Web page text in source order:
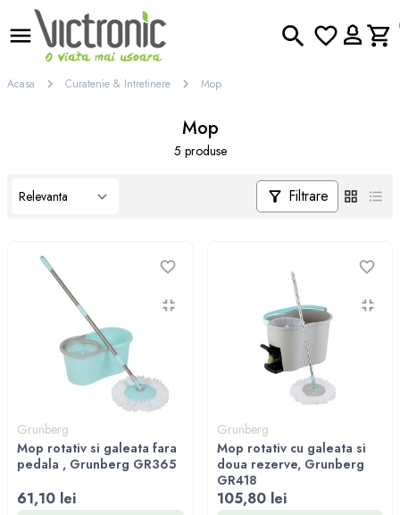
Acasa Curatenie & Intretinere Mop
Mop
5 produse
Filtrare
Grunberg
Mop rotativ si galeata fara
pedala , Grunberg GR365
61,10 lei
Grunberg
Mop rotativ cu galeata si
doua rezerve, Grunberg
GR418
105,80 lei